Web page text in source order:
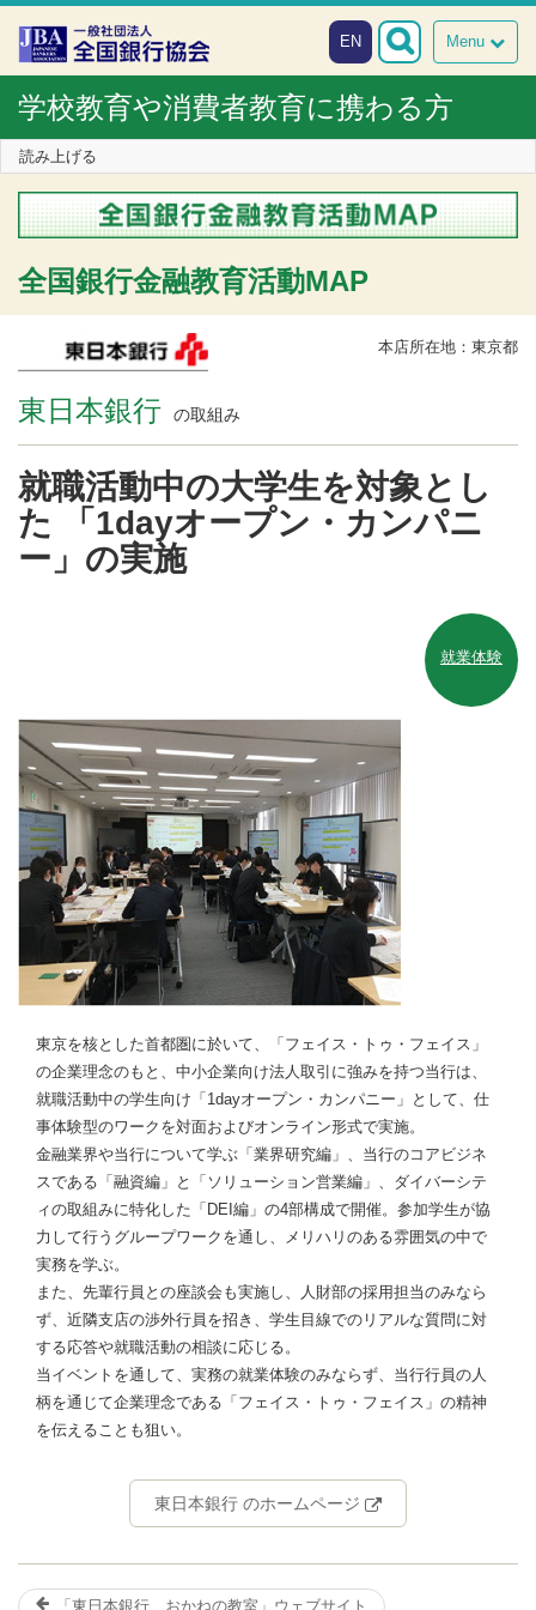
本文へスキップ
障がい者向け相談窓口
Menu
EN
学校教育や消費者教育に携わる方
読み上げる
全国銀行金融教育活動MAP
本店所在地：東京都
東日本銀行 の取組み
就職活動中の大学生を対象とし
た 「1dayオープン・カンパニ
ー」の実施
就業体験
東京を核とした首都圏に於いて、「フェイス・トゥ・フェイス」
の企業理念のもと、中小企業向け法人取引に強みを持つ当行は、
就職活動中の学生向け「1dayオープン・カンパニー」として、仕
事体験型のワークを対面およびオンライン形式で実施。
金融業界や当行について学ぶ「業界研究編」、当行のコアビジネ
スである「融資編」と「ソリューション営業編」、ダイバーシテ
ィの取組みに特化した「DEI編」の4部構成で開催。参加学生が協
力して行うグループワークを通し、メリハリのある雰囲気の中で
実務を学ぶ。
また、先輩行員との座談会も実施し、人財部の採用担当のみなら
ず、近隣支店の渉外行員を招き、学生目線でのリアルな質問に対
する応答や就職活動の相談に応じる。
当イベントを通して、実務の就業体験のみならず、当行行員の人
柄を通じて企業理念である「フェイス・トゥ・フェイス」の精神
を伝えることも狙い。
東日本銀行 のホームページ
「東日本銀行 おかねの教室」ウェブサイト